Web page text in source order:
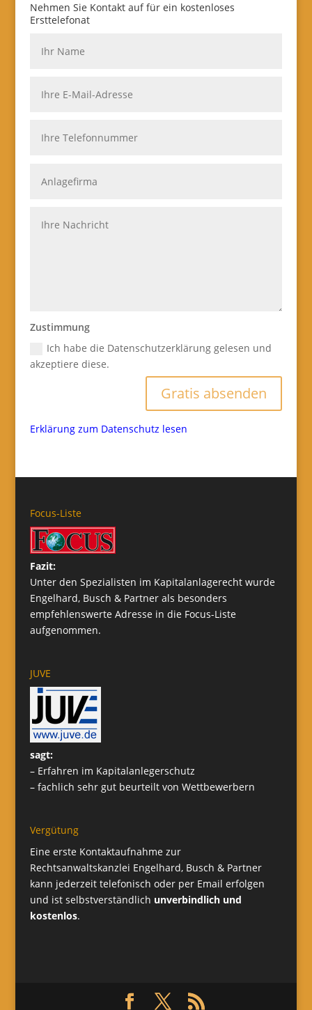
Nehmen Sie Kontakt auf für ein kostenloses
Ersttelefonat
Zustimmung
Ich habe die Datenschutzerklärung gelesen und
akzeptiere diese.
Gratis absenden
Erklärung zum Datenschutz lesen
Focus-Liste
Fazit:
Unter den Spezialisten im Kapitalanlagerecht wurde
Engelhard, Busch & Partner als besonders
empfehlenswerte Adresse in die Focus-Liste
aufgenommen.
JUVE
sagt:
– Erfahren im Kapitalanlegerschutz
– fachlich sehr gut beurteilt von Wettbewerbern
Vergütung
Eine erste Kontaktaufnahme zur
Rechtsanwaltskanzlei Engelhard, Busch & Partner
kann jederzeit telefonisch oder per Email erfolgen
und ist selbstverständlich unverbindlich und
kostenlos.